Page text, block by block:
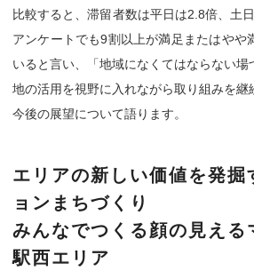
比較すると、滞留者数は平日は2.8倍、土
アンケートでも9割以上が満足またはやや
いると言い、「地域になくてはならない場
地の活用を視野に入れながら取り組みを継
今後の展望について語ります。
エリアの新しい価値を発掘
ョンまちづくり
みんなでつくる顔の見える
駅西エリア